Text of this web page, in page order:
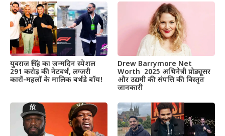
युवराज सिंह का जन्मदिन स्पेशल
291 करोड़ की नेटवर्थ, लग्जरी
कारों-महलों के मालिक बर्थडे बॉय!
Drew Barrymore Net
Worth 2025 अभिनेत्री प्रोड्यूसर
और उद्यमी की संपत्ति की विस्तृत
जानकारी